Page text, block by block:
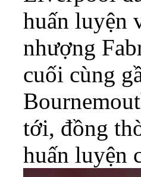
huấn luyện
nhượng
cuối cùng
tới, đồng
huấn luyện